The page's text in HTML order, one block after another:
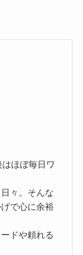
ほぼ毎日ワ
々。そんな
で心に余裕
ドや頼れる